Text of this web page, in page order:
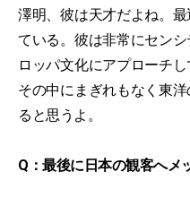
澤明、彼は天才だよね。
ている。彼は非常にセン
ロッパ文化にアプローチ
その中にまぎれもなく東
ると思うよ。
Q：最後に日本の観客へメ